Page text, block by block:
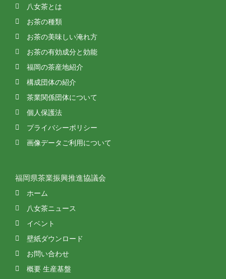
福岡県茶業振興推進協議会
ホーム
八女茶ニュース
イベント
壁紙ダウンロード
お問い合わせ
概要 生産基盤
八女茶とは
お茶の種類
お茶の美味しい淹れ方
お茶の有効成分と効能
福岡の茶産地紹介
構成団体の紹介
茶業関係団体について
個人保護法
プライバシーポリシー
画像データご利用について